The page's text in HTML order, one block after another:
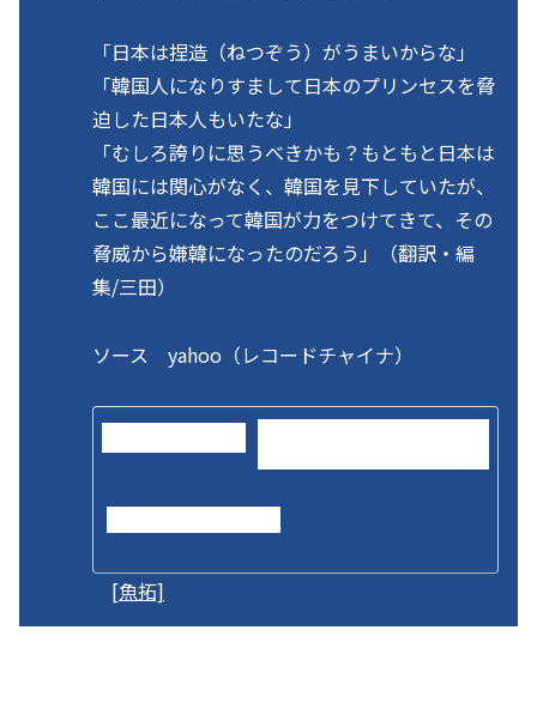
「日本は捏造（ねつぞう）がうまいからな」
「韓国人になりすまして日本のプリンセスを脅
迫した日本人もいたな」
「むしろ誇りに思うべきかも？もともと日本は
韓国には関心がなく、韓国を見下していたが、
ここ最近になって韓国が力をつけてきて、その
脅威から嫌韓になったのだろう」（翻訳・編
集/三田）
ソース yahoo（レコードチャイナ）
[魚拓]